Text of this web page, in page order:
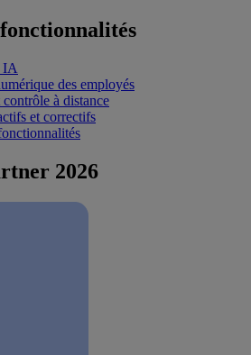
IA
des employés
contrôle à distance
et correctifs
2026